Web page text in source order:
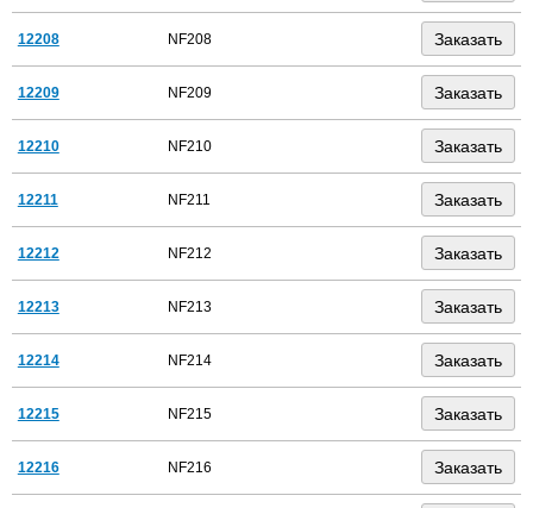
12208 NF208
12209 NF209
12210 NF210
12211 NF211
12212 NF212
12213 NF213
12214 NF214
12215 NF215
12216 NF216